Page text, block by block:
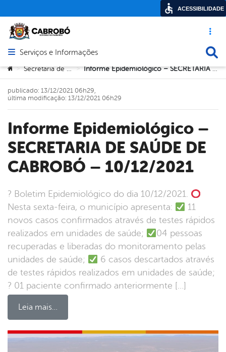
Acesso
Abrir menu principal de navegação
Serviços e Informações
Você está aqui:
> Secretaria de Saúde > Informe Epidemiológico – SECRETARIA DE SAÚDE DE CABROBÓ – 10/12/2021
Informe Epidemiológico –
SECRETARIA DE SAÚDE DE
CABROBÓ – 10/12/2021
? Boletim Epidemiológico do dia 10/12/2021.
Nesta sexta-feira, o município apresenta:
11
novos casos confirmados através de testes rápidos
realizados em unidades de saúde;
04 pessoas
recuperadas e liberadas do monitoramento pelas
unidades de saúde;
6 casos descartados através
de testes rápidos realizados em unidades de saúde;
? 01 paciente confirmado anteriormente […]
Leia mais…
publicado: 13/12/2021 06h29,
última modificação: 13/12/2021 06h29
ACESSIBILIDADE